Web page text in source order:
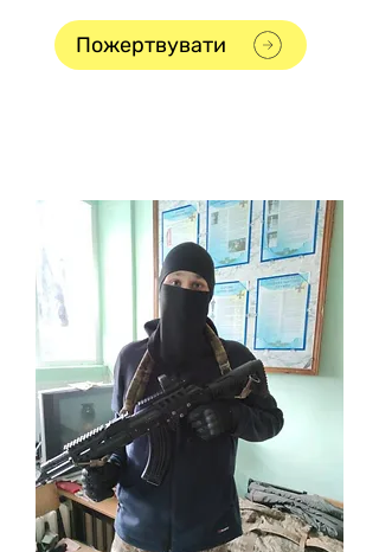
Пожертвувати